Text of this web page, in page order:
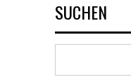
SUCHEN